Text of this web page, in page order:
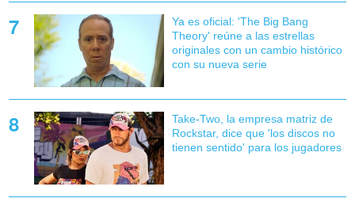
Ya es oficial: 'The Big Bang
Theory' reúne a las estrellas
originales con un cambio histórico
con su nueva serie
Take-Two, la empresa matriz de
Rockstar, dice que 'los discos no
tienen sentido' para los jugadores